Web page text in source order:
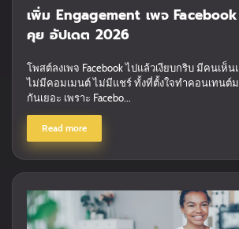
เพิ่ม Engagement เพจ
คุย อัปเดต 2026
โพสต์ลงเพจ Facebook ไปแล้วเงียบกริบ มีคนเห็
ไม่มีคอมเมนต์ ไม่มีแชร์ ทั้งที่ตั้งใจทำคอนเทนต์
กันเยอะ เพราะ Facebo...
Read more